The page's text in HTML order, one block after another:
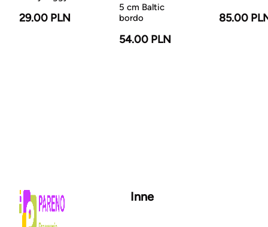
29.00 PLN
5 cm Baltic
bordo
54.00 PLN
85.00
Inne